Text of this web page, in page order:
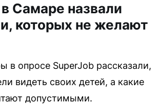
Самаре назвали
которых не желают
в опросе SuperJob рассказали,
видеть своих детей, а какие
допустимыми.